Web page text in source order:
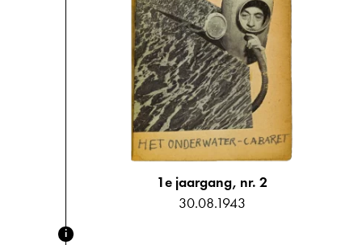
1e jaargang, nr. 2
30.08.1943
i